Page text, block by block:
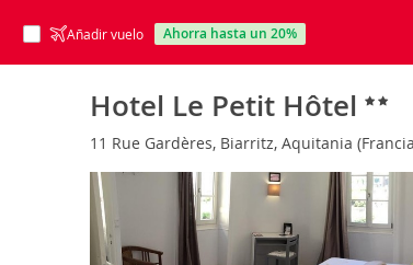
Añadir vuelo ahorra hasta un 20%
Hotel Le Petit Hôtel
11 Rue Gardères, Biarritz, Aquitania